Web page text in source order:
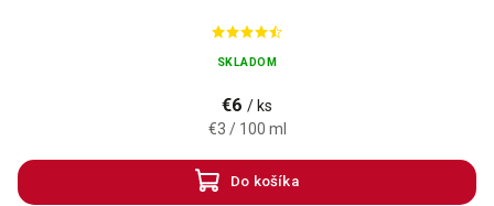
SKLADOM
€6/ ks
€3 / 100 ml
Do košíka